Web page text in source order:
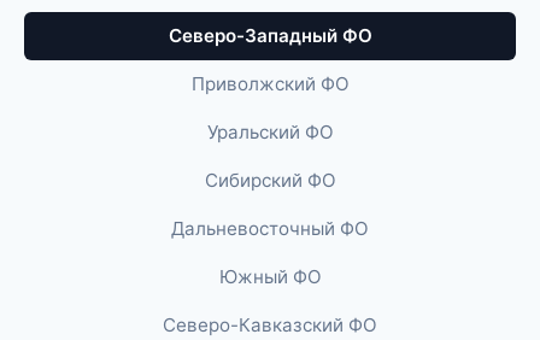
Северо-Западный ФО
Приволжский ФО
Уральский ФО
Сибирский ФО
Дальневосточный ФО
Южный ФО
Северо-Кавказский ФО